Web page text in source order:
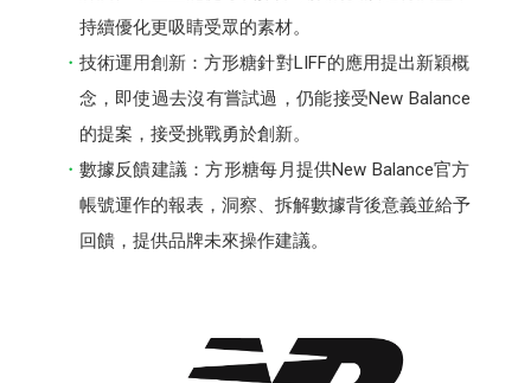
持續優化更吸睛受眾的素材。
技術運用創新：方形糖針對LIFF的應用提出新穎概
念，即使過去沒有嘗試過，仍能接受New Balance
的提案，接受挑戰勇於創新。
數據反饋建議：方形糖每月提供New Balance官方
帳號運作的報表，洞察、拆解數據背後意義並給予
回饋，提供品牌未來操作建議。